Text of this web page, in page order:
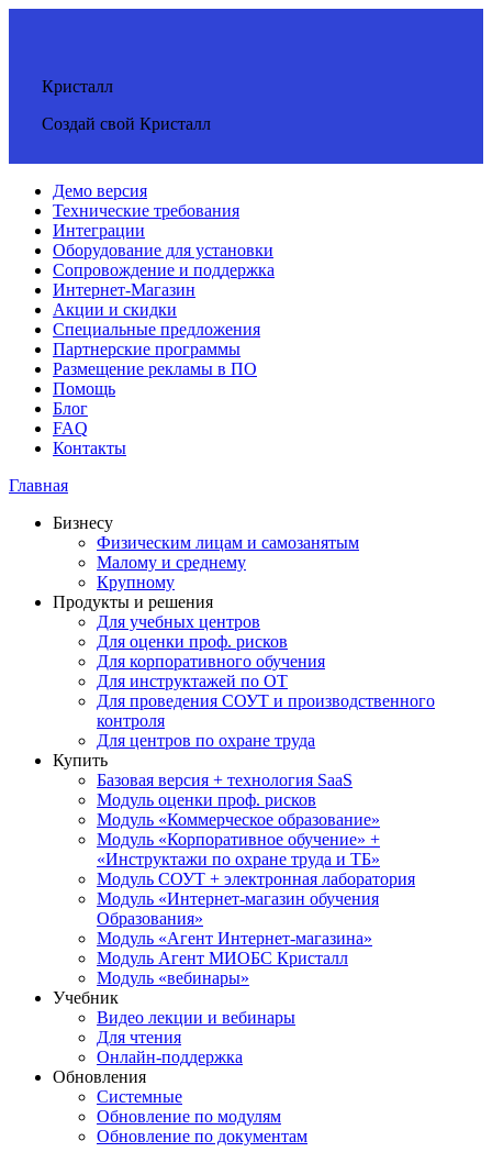
Кристалл
Создай свой Кристалл
Демо версия
Технические требования
Интеграции
Оборудование для установки
Сопровождение и поддержка
Интернет-Магазин
Акции и скидки
Специальные предложения
Партнерские программы
Размещение рекламы в ПО
Помощь
Блог
FAQ
Контакты
Главная
Бизнесу
Физическим лицам и самозанятым
Малому и среднему
Крупному
Продукты и решения
Для учебных центров
Для оценки проф. рисков
Для корпоративного обучения
Для инструктажей по ОТ
Для проведения СОУТ и производственного
контроля
Для центров по охране труда
Купить
Базовая версия + технология SaaS
Модуль оценки проф. рисков
Модуль «Коммерческое образование»
Модуль «Корпоративное обучение» +
«Инструктажи по охране труда и ТБ»
Модуль СОУТ + электронная лаборатория
Модуль «Интернет-магазин обучения
Образования»
Модуль «Агент Интернет-магазина»
Модуль Агент МИОБС Кристалл
Модуль «вебинары»
Учебник
Видео лекции и вебинары
Для чтения
Онлайн-поддержка
Обновления
Системные
Обновление по модулям
Обновление по документам